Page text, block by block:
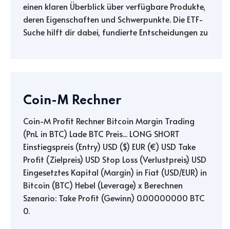
einen klaren Überblick über verfügbare Produkte,
deren Eigenschaften und Schwerpunkte. Die ETF-
Suche hilft dir dabei, fundierte Entscheidungen zu
Coin-M Rechner
Coin-M Profit Rechner Bitcoin Margin Trading
(PnL in BTC) Lade BTC Preis... LONG SHORT
Einstiegspreis (Entry) USD ($) EUR (€) USD Take
Profit (Zielpreis) USD Stop Loss (Verlustpreis) USD
Eingesetztes Kapital (Margin) in Fiat (USD/EUR) in
Bitcoin (BTC) Hebel (Leverage) x Berechnen
Szenario: Take Profit (Gewinn) 0.00000000 BTC
0.